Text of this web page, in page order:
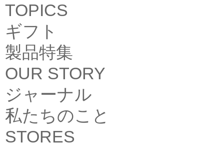
TOPICS
ギフト
製品特集
OUR STORY
ジャーナル
私たちのこと
STORES